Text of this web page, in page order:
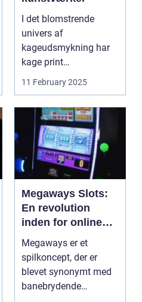
I det blomstrende
univers af
kageudsmykning har
kage print
revolutioneret måden,
11 February 2025
Megaways Slots:
En revolution
inden for online
spilleautomater
Megaways er et
spilkoncept, der er
blevet synonymt med
banebrydende